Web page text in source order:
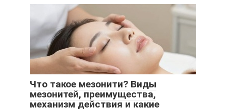
Что такое мезонити? Виды
мезонитей, преимущества,
механизм действия и какие